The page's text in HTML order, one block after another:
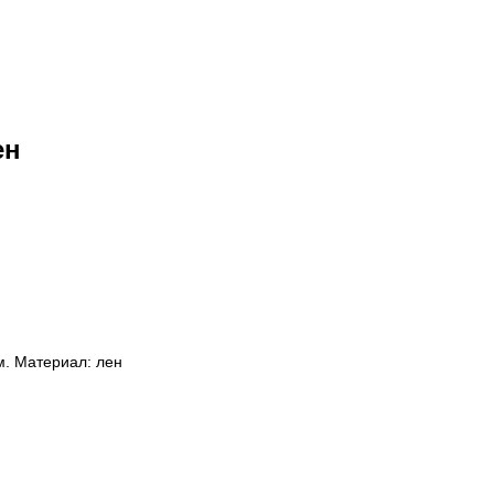
Материал: лен